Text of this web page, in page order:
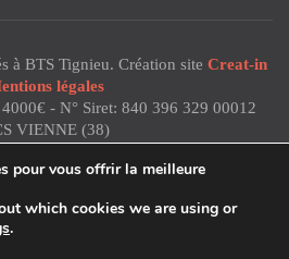
à BTS Tignieu. Création site Creat-in
légales
- N° Siret: 840 396 329 00012
VIENNE (38)
pour vous offrir la meilleure
which cookies we are using or
.